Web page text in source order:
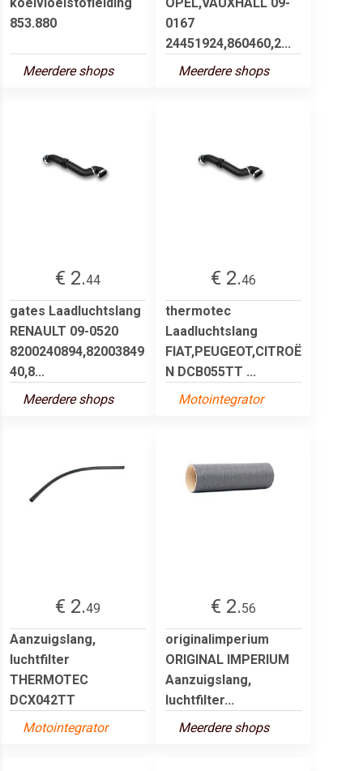
853.880
Meerdere shops
0167
24451924,860460,2...
Meerdere shops
€ 2.44
gates Laadluchtslang
RENAULT 09-0520
8200240894,82003849
40,8...
Meerdere shops
€ 2.46
thermotec
Laadluchtslang
FIAT,PEUGEOT,CITROË
N DCB055TT ...
Motointegrator
€ 2.49
Aanzuigslang,
luchtfilter
THERMOTEC
DCX042TT
Motointegrator
€ 2.56
originalimperium
ORIGINAL IMPERIUM
Aanzuigslang,
luchtfilter...
Meerdere shops